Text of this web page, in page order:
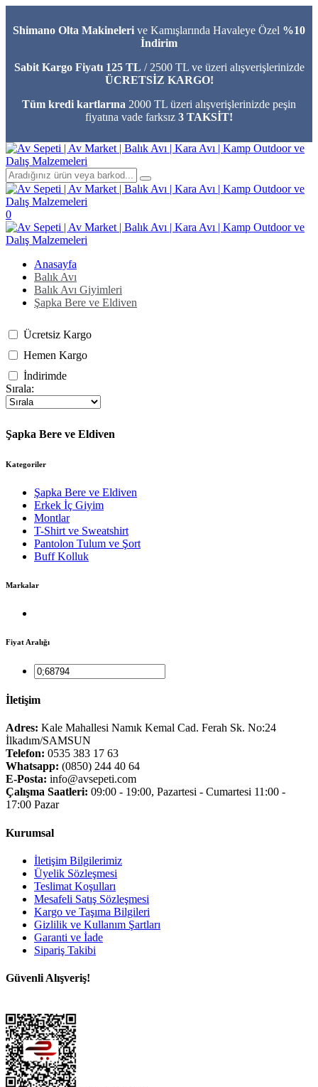
Shimano Olta Makineleri ve Kamışlarında Havaleye Özel %10
İndirim
Sabit Kargo Fiyatı 125 TL / 2500 TL ve üzeri alışverişlerinizde
ÜCRETSİZ KARGO!
Tüm kredi kartlarına 2000 TL üzeri alışverişlerinizde peşin
fiyatına vade farksız 3 TAKSİT!
0
Anasayfa
Balık Avı
Balık Avı Giyimleri
Şapka Bere ve Eldiven
Ücretsiz Kargo
Hemen Kargo
İndirimde
Sırala:
Şapka Bere ve Eldiven
Kategoriler
Şapka Bere ve Eldiven
Erkek İç Giyim
Montlar
T-Shirt ve Sweatshirt
Pantolon Tulum ve Şort
Buff Kolluk
Markalar
Fiyat Aralığı
İletişim
Adres: Kale Mahallesi Namık Kemal Cad. Ferah Sk. No:24
İlkadım/SAMSUN
Telefon: 0535 383 17 63
Whatsapp: (0850) 244 40 64
E-Posta: info@avsepeti.com
Çalışma Saatleri: 09:00 - 19:00, Pazartesi - Cumartesi 11:00 -
17:00 Pazar
Kurumsal
İletişim Bilgilerimiz
Üyelik Sözleşmesi
Teslimat Koşulları
Mesafeli Satış Sözleşmesi
Kargo ve Taşıma Bilgileri
Gizlilik ve Kullanım Şartları
Garanti ve İade
Sipariş Takibi
Güvenli Alışveriş!